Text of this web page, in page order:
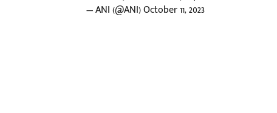
— ANI (@ANI)October 11, 2023